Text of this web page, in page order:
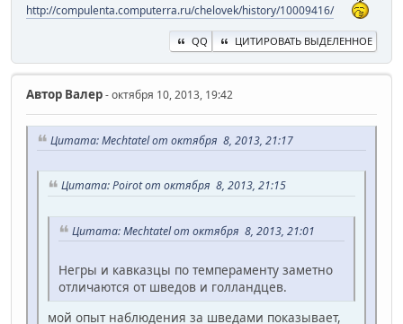
http://compulenta.computerra.ru/chelovek/history/10009416/
QQ ЦИТИРОВАТЬ ВЫДЕЛЕННОЕ
Автор Валер- октября 10, 2013, 19:42
Цитата: Mechtatel от октября 8, 2013, 21:17
Цитата: Poirot от октября 8, 2013, 21:15
Цитата: Mechtatel от октября 8, 2013, 21:01
Негры и кавказцы по темпераменту заметно
отличаются от шведов и голландцев.
мой опыт наблюдения за шведами показывает,